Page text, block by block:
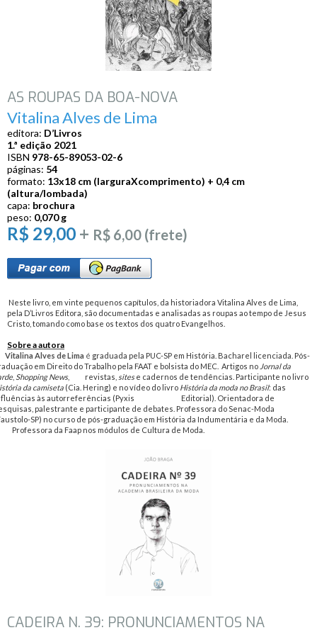
AS ROUPAS DA BOA-NOVA
Vitalina Alves de Lima
editora: D’Livros
1.ª edição 2021
ISBN 978-65-89053-02-6
páginas: 54
formato: 13x18 cm (larguraXcomprimento) + 0,4 cm
(altura/lombada)
capa: brochura
peso: 0,070 g
R$ 29,00 + R$ 6,00 (frete)
Neste livro, em vinte pequenos capítulos, da historiadora Vitalina Alves de Lima,
pela D’Livros Editora, são documentadas e analisadas as roupas ao tempo de Jesus
Cristo, tomando como base os textos dos quatro Evangelhos.
Sobre a autora
Vitalina Alves de Lima é graduada pela PUC-SP em História. Bacharel licenciada. Pós-
em Direito do Trabalho pela FAAT e bolsista do MEC. Artigos no Jornal da
, Shopping News, revistas, sitese cadernos de tendências. Participante no livro
da camiseta (Cia. Hering) e no vídeo do livro História da moda no Brasil: das
às autorreferências (Pyxis Editorial). Orientadora de
palestrante e participante de debates. Professora do Senac-Moda
SP) no curso de pós-graduação em História da Indumentária e da Moda.
da Faap nos módulos de Cultura de Moda.
CADEIRA N. 39: PRONUNCIAMENTOS NA